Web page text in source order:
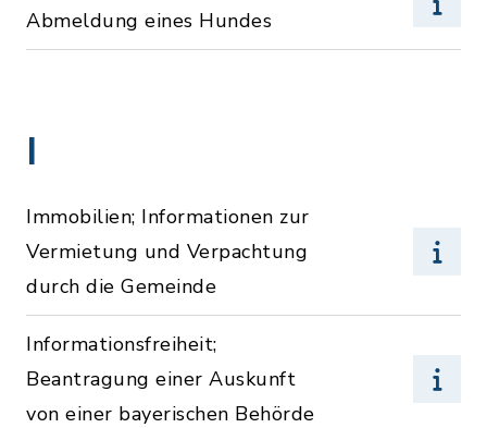
Abmeldung eines Hundes
I
Immobilien; Informationen zur
Vermietung und Verpachtung
durch die Gemeinde
Informationsfreiheit;
Beantragung einer Auskunft
von einer bayerischen Behörde